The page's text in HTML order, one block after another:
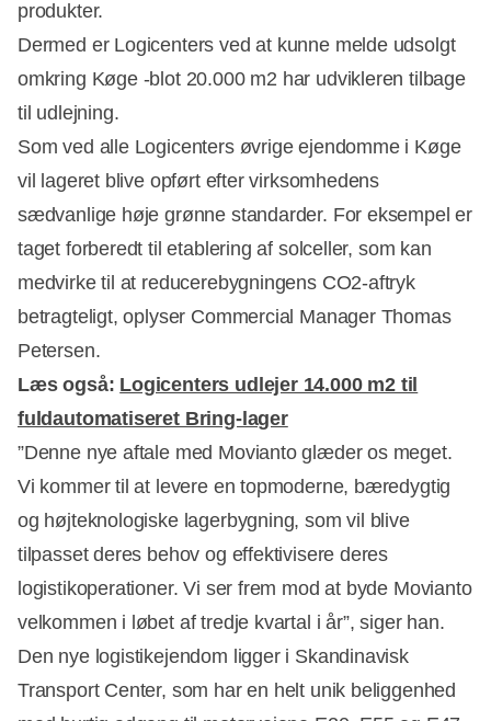
produkter.
Annonce
Dermed er Logicenters ved at kunne melde udsolgt
omkring Køge -blot 20.000 m2 har udvikleren tilbage
til udlejning.
Som ved alle Logicenters øvrige ejendomme i Køge
vil lageret blive opført efter virksomhedens
sædvanlige høje grønne standarder. For eksempel er
taget forberedt til etablering af solceller, som kan
medvirke til at reducerebygningens CO2-aftryk
betragteligt, oplyser Commercial Manager Thomas
Petersen.
Læs også: Logicenters udlejer 14.000 m2 til
fuldautomatiseret Bring-lager
”Denne nye aftale med Movianto glæder os meget.
Vi kommer til at levere en topmoderne, bæredygtig
og højteknologiske lagerbygning, som vil blive
tilpasset deres behov og effektivisere deres
logistikoperationer. Vi ser frem mod at byde Movianto
velkommen i løbet af tredje kvartal i år”, siger han.
Den nye logistikejendom ligger i Skandinavisk
Transport Center, som har en helt unik beliggenhed